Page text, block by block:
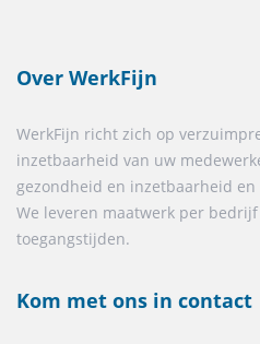
Over WerkFijn
WerkFijn richt zich op
inzetbaarheid van uw
gezondheid en inzetbaarheid
We leveren maatwerk per
toegangstijden.
Kom met ons in contact